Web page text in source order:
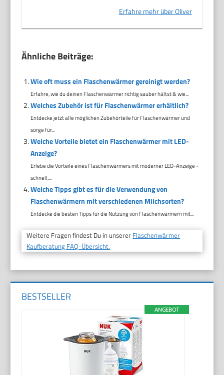
Erfahre mehr über Oliver
Ähnliche Beiträge:
Wie oft muss ein Flaschenwärmer gereinigt werden?
Erfahre, wie du deinen Flaschenwärmer richtig sauber hältst & wie...
Welches Zubehör ist für Flaschenwärmer erhältlich?
Entdecke jetzt alle möglichen Zubehörteile für Flaschenwärmer und
sorge für...
Welche Vorteile bietet ein Flaschenwärmer mit LED-
Anzeige?
Erlebe die Vorteile eines Flaschenwärmers mit moderner LED-Anzeige -
schnell,...
Welche Tipps gibt es für die Verwendung von
Flaschenwärmern mit verschiedenen Milchsorten?
Entdecke die besten Tipps für die Nutzung von Flaschenwärmern mit...
Weitere Fragen findest Du in unserer Flaschenwärmer
Kaufberatung FAQ-Übersicht.
BESTSELLER
ANGEBOT